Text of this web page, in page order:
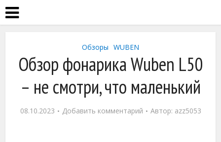
Обзоры WUBEN
Обзор фонарика Wuben L50
– не смотри, что маленький
08.10.2023 Добавить комментарий Автор: azz5053